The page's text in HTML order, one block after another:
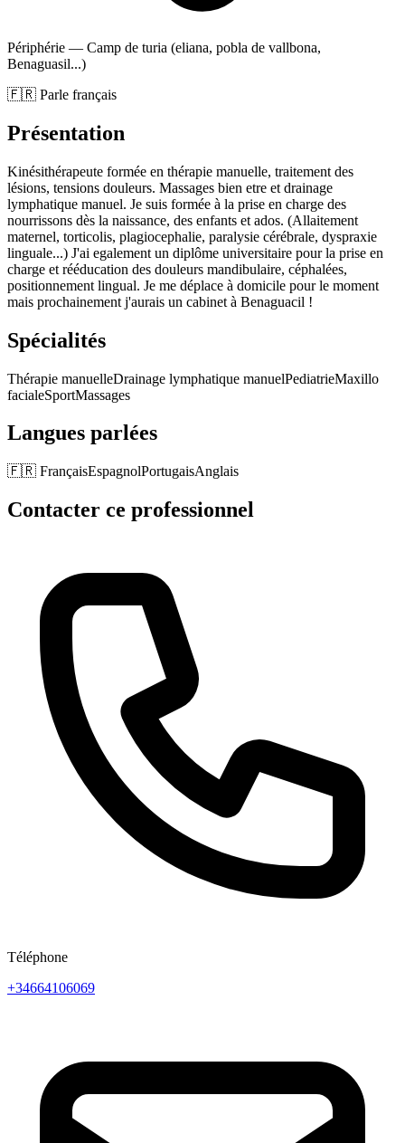
Périphérie — Camp de turia (eliana, pobla de vallbona,
Benaguasil...)
🇫🇷 Parle français
Présentation
Kinésithérapeute formée en thérapie manuelle, traitement des
lésions, tensions douleurs. Massages bien etre et drainage
lymphatique manuel. Je suis formée à la prise en charge des
nourrissons dès la naissance, des enfants et ados. (Allaitement
maternel, torticolis, plagiocephalie, paralysie cérébrale, dyspraxie
linguale...) J'ai egalement un diplôme universitaire pour la prise en
charge et rééducation des douleurs mandibulaire, céphalées,
positionnement lingual. Je me déplace à domicile pour le moment
mais prochainement j'aurais un cabinet à Benaguacil !
Spécialités
Thérapie manuelleDrainage lymphatique manuelPediatrieMaxillo
facialeSportMassages
Langues parlées
🇫🇷 FrançaisEspagnolPortugaisAnglais
Contacter ce professionnel
Téléphone
+34664106069